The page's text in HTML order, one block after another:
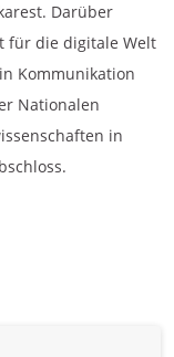
Darüber
für die digitale Welt
Kommunikation
Nationalen
in